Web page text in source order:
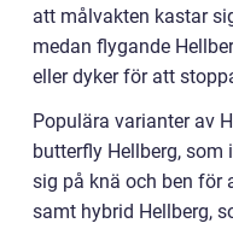
att målvakten kastar
medan flygande
eller dyker för att
Populära varianter av
butterfly Hellberg,
sig på knä och ben för
samt hybrid Hellberg,